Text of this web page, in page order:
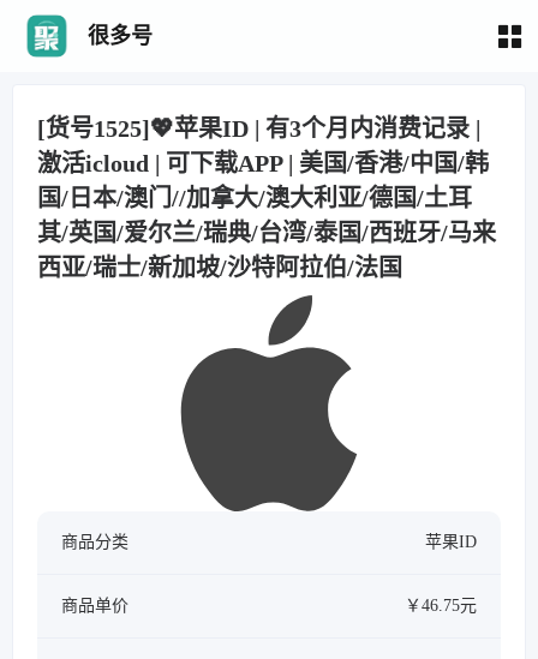
很多号
[货号1525]💖苹果ID | 有3个月内消费记录 |
激活icloud | 可下载APP | 美国/香港/中国/韩
国/日本/澳门//加拿大/澳大利亚/德国/土耳
其/英国/爱尔兰/瑞典/台湾/泰国/西班牙/马来
西亚/瑞士/新加坡/沙特阿拉伯/法国
商品分类 苹果ID
商品单价 ￥46.75元